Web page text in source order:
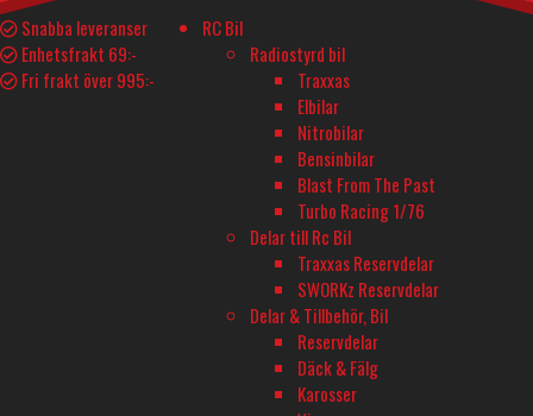
Snabba leveranser
Enhetsfrakt 69:-
Fri frakt över 995:-
RC Bil
Radiostyrd bil
Traxxas
Elbilar
Nitrobilar
Bensinbilar
Blast From The Past
Turbo Racing 1/76
Delar till Rc Bil
Traxxas Reservdelar
SWORKz Reservdelar
Delar & Tillbehör, Bil
Reservdelar
Däck & Fälg
Karosser
F4U Corsair V2 Gyro 4-
Kanals 400mm RTF
Klassisk WWII Warbird med Modern Stabilisering
EXA76108RB – F4U Corsair V2 4CH Gyro 400mm RTF
Klassisk WWII Warbird med Modern Stabilisering och Enkel
Upplev känslan av att flyga en av historiens mest ikoniska stridsflygplan